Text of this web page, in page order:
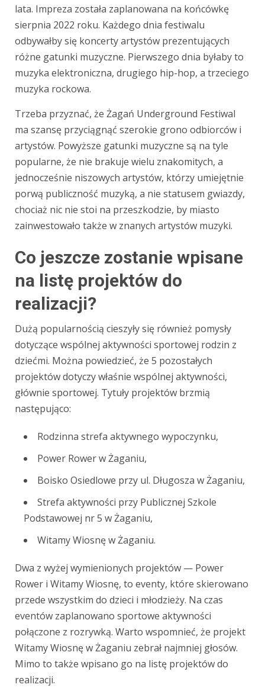
lata. Impreza została zaplanowana na końcówkę
sierpnia 2022 roku. Każdego dnia festiwalu
odbywałby się koncerty artystów prezentujących
różne gatunki muzyczne. Pierwszego dnia byłaby to
muzyka elektroniczna, drugiego hip-hop, a trzeciego
muzyka rockowa.
Trzeba przyznać, że Żagań Underground Festiwal
ma szansę przyciągnąć szerokie grono odbiorców i
artystów. Powyższe gatunki muzyczne są na tyle
popularne, że nie brakuje wielu znakomitych, a
jednocześnie niszowych artystów, którzy umiejętnie
porwą publiczność muzyką, a nie statusem gwiazdy,
chociaż nic nie stoi na przeszkodzie, by miasto
zainwestowało także w znanych artystów muzyki.
Co jeszcze zostanie wpisane
na listę projektów do
realizacji?
Dużą popularnością cieszyły się również pomysły
dotyczące wspólnej aktywności sportowej rodzin z
dziećmi. Można powiedzieć, że 5 pozostałych
projektów dotyczy właśnie wspólnej aktywności,
głównie sportowej. Tytuły projektów brzmią
następująco:
Rodzinna strefa aktywnego wypoczynku,
Power Rower w Żaganiu,
Boisko Osiedlowe przy ul. Długosza w Żaganiu,
Strefa aktywności przy Publicznej Szkole
Podstawowej nr 5 w Żaganiu,
Witamy Wiosnę w Żaganiu.
Dwa z wyżej wymienionych projektów — Power
Rower i Witamy Wiosnę, to eventy, które skierowano
przede wszystkim do dzieci i młodzieży. Na czas
eventów zaplanowano sportowe aktywności
połączone z rozrywką. Warto wspomnieć, że projekt
Witamy Wiosnę w Żaganiu zebrał najmniej głosów.
Mimo to także wpisano go na listę projektów do
realizacji.